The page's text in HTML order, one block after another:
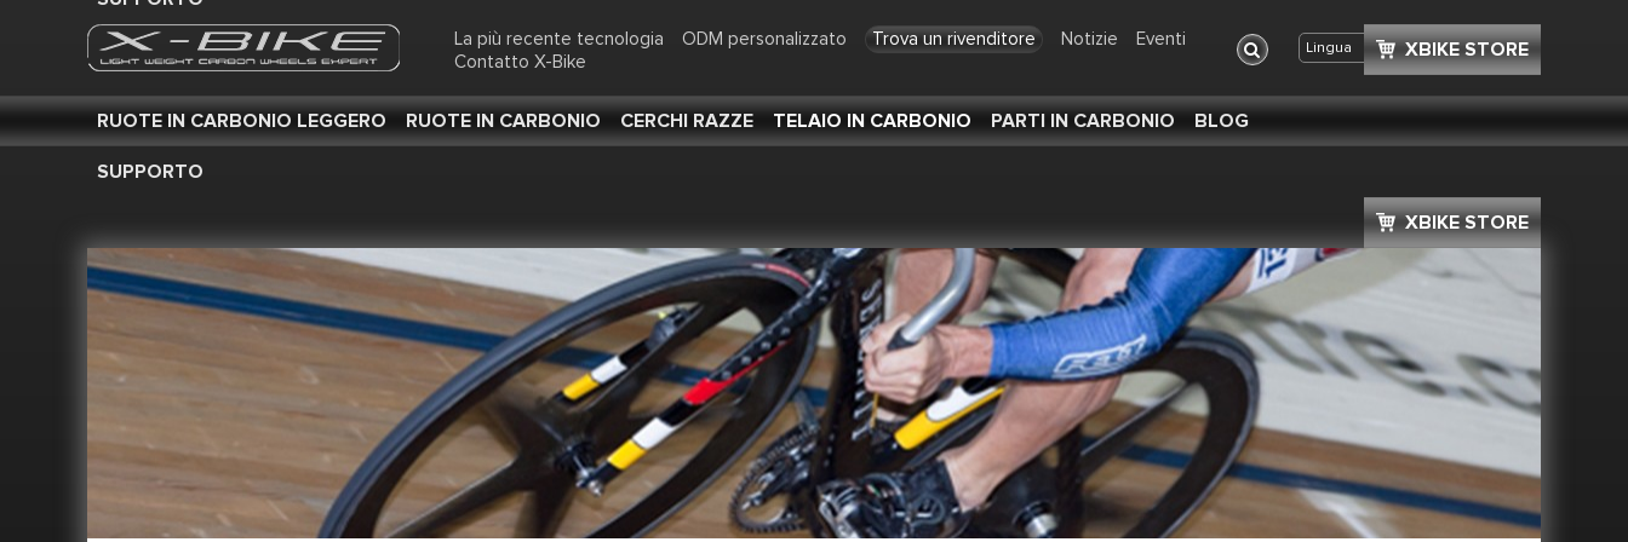
La più recente tecnologia ODM personalizzato Trova un rivenditore Notizie
Eventi
Contatto X-Bike
Lingua Condividi +
RUOTE IN CARBONIO LEGGERO RUOTE IN CARBONIO CERCHI RAZZE TELAIO IN CARBONIO PARTI IN CARBONIO BLOG
SUPPORTO
XBIKE STORE
XBIKE STORE